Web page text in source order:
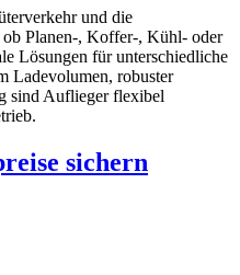
und die
Planen-, Koffer-, Kühl- oder
Lösungen für unterschiedliche
Ladevolumen, robuster
sind Auflieger flexibel
sichern